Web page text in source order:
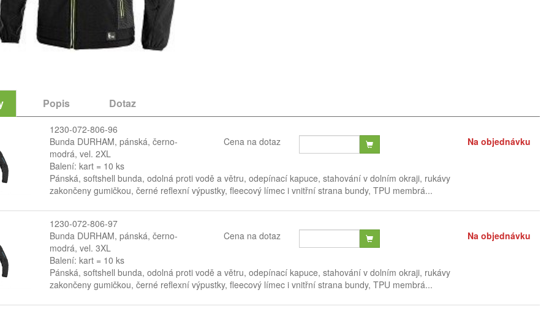
Popis Dotaz
1230-072-806-96
Bunda DURHAM, pánská, černo-
modrá, vel. 2XL
Balení: kart = 10 ks
Cena na dotaz Na objednávku
Pánská, softshell bunda, odolná proti vodě a větru, odepínací kapuce, stahování v dolním okraji, rukávy
zakončeny gumičkou, černé reflexní výpustky, fleecový límec i vnitřní strana bundy, TPU membrá...
1230-072-806-97
Bunda DURHAM, pánská, černo-
modrá, vel. 3XL
Balení: kart = 10 ks
Cena na dotaz Na objednávku
Pánská, softshell bunda, odolná proti vodě a větru, odepínací kapuce, stahování v dolním okraji, rukávy
zakončeny gumičkou, černé reflexní výpustky, fleecový límec i vnitřní strana bundy, TPU membrá...